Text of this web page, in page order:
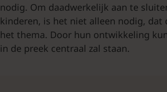
nodig. Om daadwerkelijk aan te
kinderen, is het niet alleen nodig,
het thema. Door hun ontwikkeling
in de preek centraal zal staan.